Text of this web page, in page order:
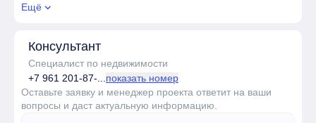
Ещё
Консультант
Специалист по недвижимости
+7 961 201-87-... показать номер
Оставьте заявку и менеджер проекта ответит на ваши
вопросы и даст актуальную информацию.